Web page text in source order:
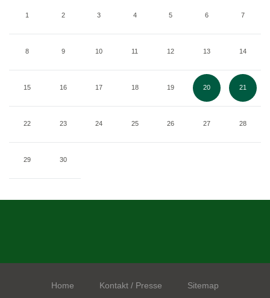
1 2 3 4 5 6 7
8 9 10 11 12 13 14
15 16 17 18 19 20 21
22 23 24 25 26 27 28
29 30
Home Kontakt / Presse Sitemap